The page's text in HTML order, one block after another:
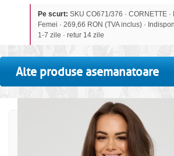
Pe scurt: SKU CO671/376 · CORNETTE ·
Femei · 269,66 RON (TVA inclus) ·
1-7 zile · retur 14 zile
Alte produse asemanatoare